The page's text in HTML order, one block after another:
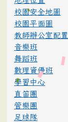
校園安全地圖
校園平面圖
教師辦公室配置
音樂班
舞蹈班
數理資優班
學習中心
直笛團
管樂團
足球隊